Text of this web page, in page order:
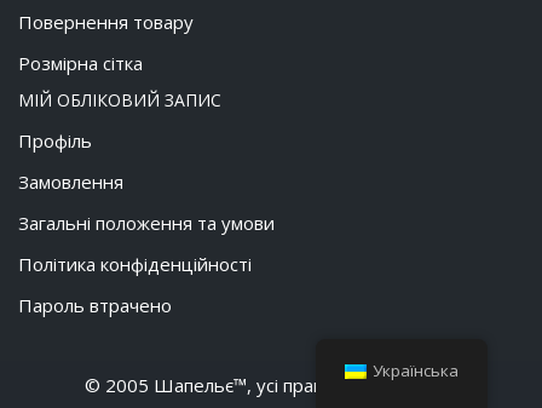
Повернення товару
Розмірна сітка
МІЙ ОБЛІКОВИЙ ЗАПИС
Профіль
Замовлення
Загальні положення та умови
Політика конфіденційності
Пароль втрачено
© 2005 Шапельє™, усі права застережено.
Українська